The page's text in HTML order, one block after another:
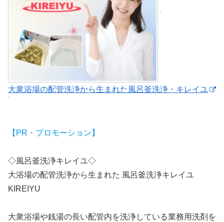
大衆浴場の配管洗浄から生まれた風呂釜洗浄・キレイユ
【PR・プロモーション】
◇風呂釜洗浄キレイユ◇
大浴場の配管洗浄から生まれた 風呂釜洗浄キレイユ
KIREIYU
大衆浴場や銭湯の長い配管内を洗浄している業務用洗剤を